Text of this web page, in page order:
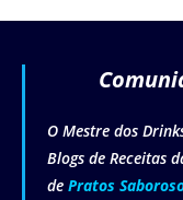
O Mestre dos
Blogs de Receitas
de Pratos